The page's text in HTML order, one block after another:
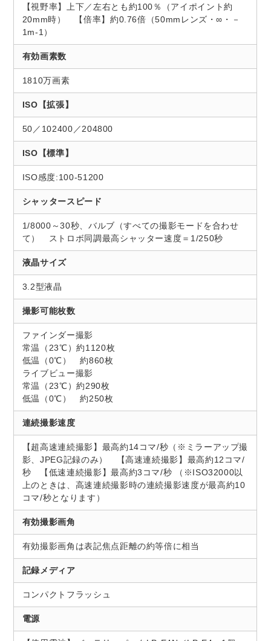
【視野率】上下／左右とも約100％（アイポイント約
20mm時） 【倍率】約0.76倍（50mmレンズ・∞・－
1m-1）
有効画素数
1810万画素
ISO【拡張】
50／102400／204800
ISO【標準】
ISO感度:100-51200
シャッタースピード
1/8000～30秒、バルブ（すべての撮影モードを合わせ
て） ストロボ同調最高シャッター速度＝1/250秒
液晶サイズ
3.2型液晶
撮影可能枚数
ファインダー撮影
常温（23℃）約1120枚
低温（0℃） 約860枚
ライブビュー撮影
常温（23℃）約290枚
低温（0℃） 約250枚
連続撮影速度
【超高速連続撮影】最高約14コマ/秒（※ミラーアップ撮
影、JPEG記録のみ） 【高速連続撮影】最高約12コマ/
秒 【低速連続撮影】最高約3コマ/秒 （※ISO32000以
上のときは、高速連続撮影時の連続撮影速度が最高約10
コマ/秒となります）
有効撮影画角
有効撮影画角は表記焦点距離の約等倍に相当
記録メディア
コンパクトフラッシュ
電源